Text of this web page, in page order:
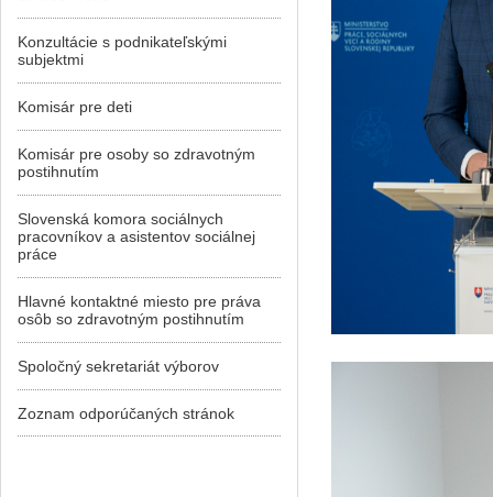
Konzultácie s podnikateľskými
subjektmi
Komisár pre deti
Komisár pre osoby so zdravotným
postihnutím
Slovenská komora sociálnych
pracovníkov a asistentov sociálnej
práce
Hlavné kontaktné miesto pre práva
osôb so zdravotným postihnutím
Spoločný sekretariát výborov
Zoznam odporúčaných stránok